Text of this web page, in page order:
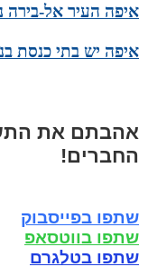
איפה העיר אל-
איפה יש בתי כנסת
אהבתם את
החברים!
שתפו בפייסבוק
שתפו בווטסאפ
שתפו בטלגרם